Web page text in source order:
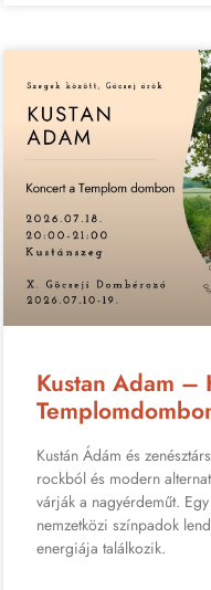
Kustan Adam –
Kustán Ádám és
rockból és modern
várják a nagyérdeműt.
nemzetközi színpadok
energiája találkozik.